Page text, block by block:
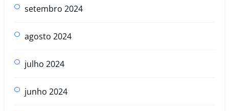
setembro 2024
agosto 2024
julho 2024
junho 2024